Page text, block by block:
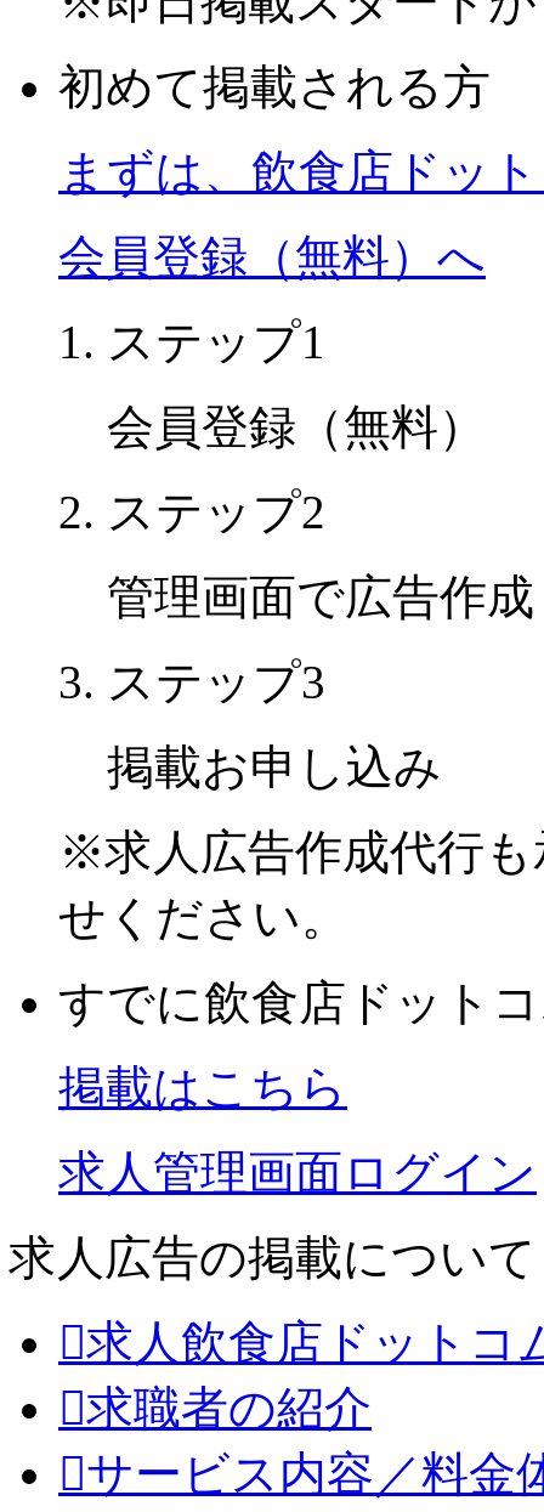
初めて掲載される方
まずは、飲食店ドッ
会員登録（無料）へ
ステップ1
会員登録（無料）
ステップ2
管理画面で広告作成
ステップ3
掲載お申し込み
※求人広告作成代行
せください。
すでに飲食店ドット
掲載はこちら
求人管理画面ログイン
求人広告の掲載について
求人飲食店ドットコ
求職者の紹介
サービス内容／料金